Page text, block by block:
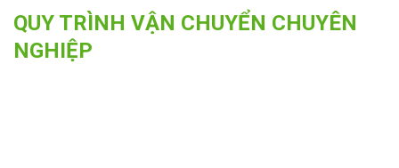
QUY TRÌNH VẬN CHUYỂN CHUYÊN
NGHIỆP